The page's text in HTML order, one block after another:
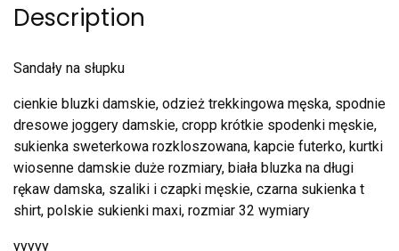
Description
Sandały na słupku
cienkie bluzki damskie, odzież trekkingowa męska, spodnie
dresowe joggery damskie, cropp krótkie spodenki męskie,
sukienka sweterkowa rozkloszowana, kapcie futerko, kurtki
wiosenne damskie duże rozmiary, biała bluzka na długi
rękaw damska, szaliki i czapki męskie, czarna sukienka t
shirt, polskie sukienki maxi, rozmiar 32 wymiary
yyyyy